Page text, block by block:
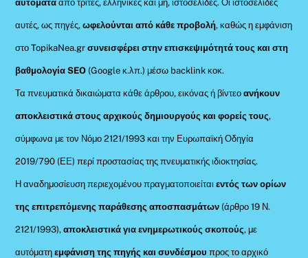
αυτόματααπό τρίτες, ελληνικές και μη, ιστοσελίδες. Οι ιστοσελίδες
αυτές, ως πηγές,ωφελούνται από κάθε προβολή, καθώς η εμφάνιση
στο TopikaNea.gr συνεισφέρει στην επισκεψιμότητά τους και στη
βαθμολογία SEO (Google κ.λπ.) μέσω backlink κοκ.
Τα πνευματικά δικαιώματα κάθε άρθρου, εικόνας ή βίντεοανήκουν
αποκλειστικά στους αρχικούς δημιουργούς και φορείς τους,
σύμφωνα με τον Νόμο 2121/1993 και την Ευρωπαϊκή Οδηγία
2019/790 (ΕΕ) περί προστασίας της πνευματικής ιδιοκτησίας.
Η αναδημοσίευση περιεχομένου πραγματοποιείταιεντός των ορίων
της επιτρεπόμενης παράθεσης αποσπασμάτων (άρθρο 19 Ν.
2121/1993), αποκλειστικά για ενημερωτικούς σκοπούς, με
αυτόματηεμφάνιση της πηγής και συνδέσμου προς το αρχικό